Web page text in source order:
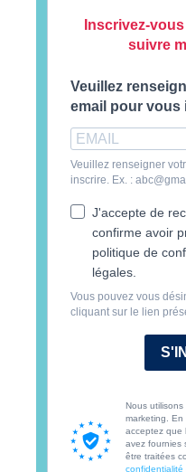
Inscrivez-
suivre
Veuillez
email pour vous
Veuillez renseigner
inscrire. Ex. :
J'accepte de
confirme avoir
politique de
légales.
Vous pouvez vous
cliquant sur le lien
Nous
marketing. En
acceptez que
avez fournies
être traitées
confidentialité